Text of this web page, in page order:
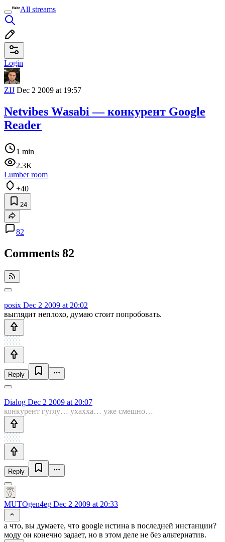
All streams
Login
ZIJ Dec 2 2009 at 19:57
Netvibes Wasabi — конкурент Google
Reader
1 min
2.3K
Lumber room
+40
24
82
Comments 82
posix Dec 2 2009 at 20:02
выглядит неплохо, думаю стоит попробовать.
Reply
Dialog Dec 2 2009 at 20:07
конкурент гуглу… ухахха… уже смешно…
Reply
MUTOgen4eg Dec 2 2009 at 20:33
а что, вы думаете, что google истина в последней инстанции?
моду он конечно задает, но в этом деле не без альтернатив.